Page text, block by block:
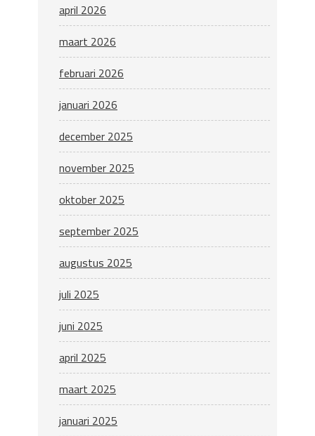
april 2026
maart 2026
februari 2026
januari 2026
december 2025
november 2025
oktober 2025
september 2025
augustus 2025
juli 2025
juni 2025
april 2025
maart 2025
januari 2025